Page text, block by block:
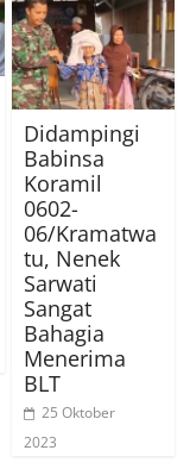
Didampingi
Babinsa
Koramil
0602-
06/Kramatwa
tu, Nenek
Sarwati
Sangat
Bahagia
Menerima
BLT
25 Oktober
2023